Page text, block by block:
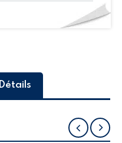
Détails